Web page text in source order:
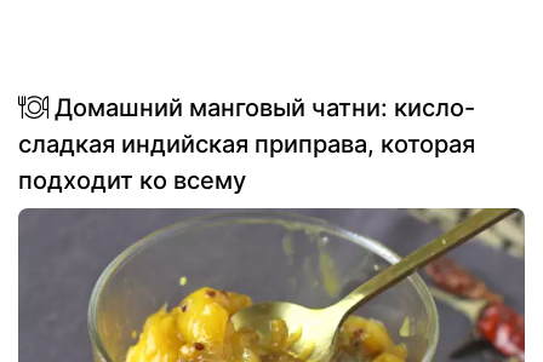
Домашний манговый чатни: кисло-
сладкая индийская приправа, которая
подходит ко всему